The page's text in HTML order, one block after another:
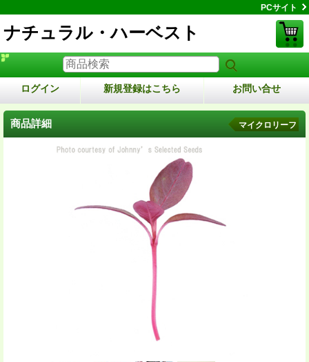
PCサイト
ナチュラル・ハーベスト
ログイン 新規登録はこちら お問い合せ
商品詳細 マイクロリーフ